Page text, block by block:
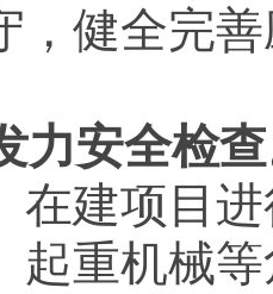
，健全完
力安全检
在建项目
起重机械